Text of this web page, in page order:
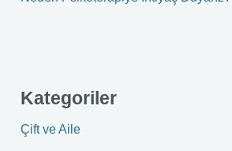
Kategoriler
Çift ve Aile